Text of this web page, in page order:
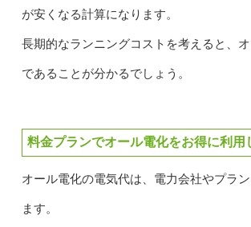
が安くなる計算になります。
長期的なランニングコストを考えると、
であることが分かるでしょう。
料金プランでオール電化をお得に利用
オール電化の電気代は、電力会社やプラ
ます。